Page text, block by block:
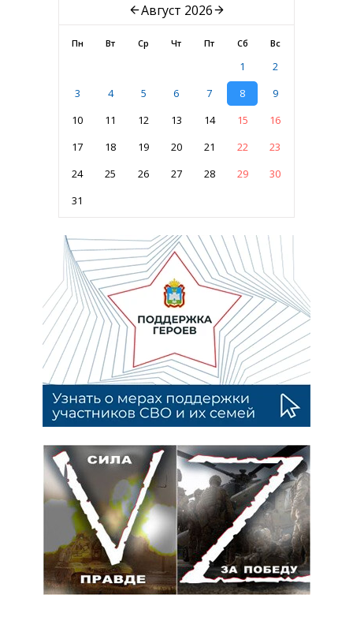
Август 2026
Пн Вт Ср Чт Пт Сб Вс
1
2
3
4 5 6 7 8
9
10
11 12 13 14 15
16
17
18 19 20 21 22
23
24
25 26 27 28 29
30
31